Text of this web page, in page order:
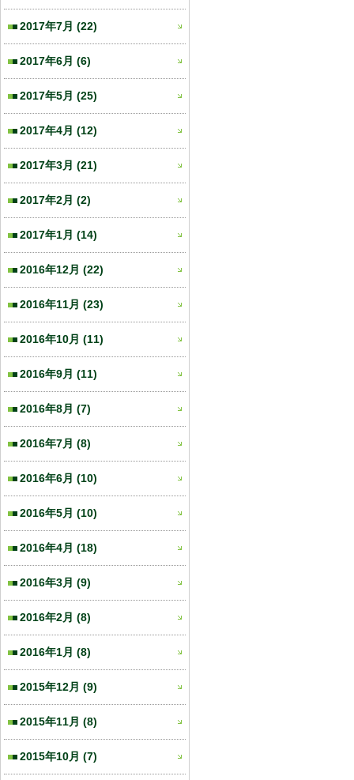
2017年7月 (22)
2017年6月 (6)
2017年5月 (25)
2017年4月 (12)
2017年3月 (21)
2017年2月 (2)
2017年1月 (14)
2016年12月 (22)
2016年11月 (23)
2016年10月 (11)
2016年9月 (11)
2016年8月 (7)
2016年7月 (8)
2016年6月 (10)
2016年5月 (10)
2016年4月 (18)
2016年3月 (9)
2016年2月 (8)
2016年1月 (8)
2015年12月 (9)
2015年11月 (8)
2015年10月 (7)